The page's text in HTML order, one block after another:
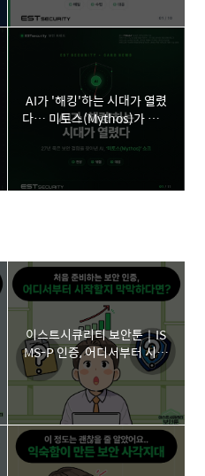
AI가 '해킹'하는 시대가 열렸
다… 미토스(Mythos)가 던진
보안의 경고
이스트시큐리티 보안툰｜IS
MS-P 인증, 어디서부터 시작
해야 할까요?